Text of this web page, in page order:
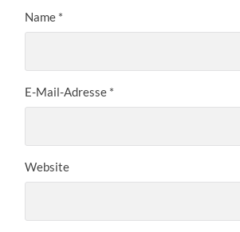
Name *
E-Mail-Adresse *
Website